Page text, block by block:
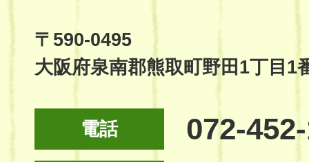
Site
〒590-0495
大阪府泉南郡熊取町野田1丁目1
電話 072-